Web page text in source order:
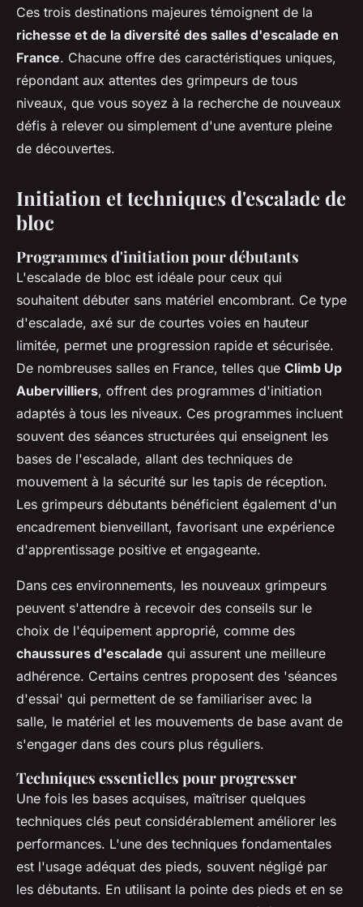
Ces trois destinations majeures témoignent de la
richesse et de la diversité des salles d'escalade en
France. Chacune offre des caractéristiques uniques,
répondant aux attentes des grimpeurs de tous
niveaux, que vous soyez à la recherche de nouveaux
défis à relever ou simplement d'une aventure pleine
de découvertes.
Initiation et techniques d'escalade de
bloc
Programmes d'initiation pour débutants
L'escalade de bloc est idéale pour ceux qui
souhaitent débuter sans matériel encombrant. Ce type
d'escalade, axé sur de courtes voies en hauteur
limitée, permet une progression rapide et sécurisée.
De nombreuses salles en France, telles que Climb Up
Aubervilliers, offrent des programmes d'initiation
adaptés à tous les niveaux. Ces programmes incluent
souvent des séances structurées qui enseignent les
bases de l'escalade, allant des techniques de
mouvement à la sécurité sur les tapis de réception.
Les grimpeurs débutants bénéficient également d'un
encadrement bienveillant, favorisant une expérience
d'apprentissage positive et engageante.
Dans ces environnements, les nouveaux grimpeurs
peuvent s'attendre à recevoir des conseils sur le
choix de l'équipement approprié, comme des
chaussures d'escalade qui assurent une meilleure
adhérence. Certains centres proposent des 'séances
d'essai' qui permettent de se familiariser avec la
salle, le matériel et les mouvements de base avant de
s'engager dans des cours plus réguliers.
Techniques essentielles pour progresser
Une fois les bases acquises, maîtriser quelques
techniques clés peut considérablement améliorer les
performances. L'une des techniques fondamentales
est l'usage adéquat des pieds, souvent négligé par
les débutants. En utilisant la pointe des pieds et en se